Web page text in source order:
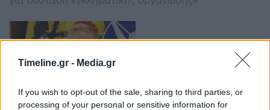
Timeline.gr - Media.gr
If you wish to opt-out of the sale, sharing to third parties, or
processing of your personal or sensitive information for